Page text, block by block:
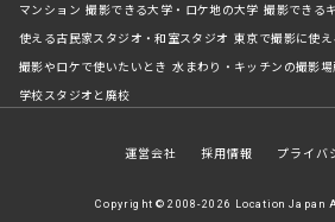
マンション 撮影できる大学・ロケ地の大学 撮影できる
使える古民家スタジオ・和室スタジオ 東京で撮影に使
撮影やロケで使いたいとき 水まわり・キッチンの撮影
学校スタジオと廃校
運営会社 採用情報 プライバ
Copyright © 2008-2026 Location Japan